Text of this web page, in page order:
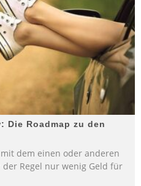
Die Roadmap zu den
dem einen oder anderen
Regel nur wenig Geld für